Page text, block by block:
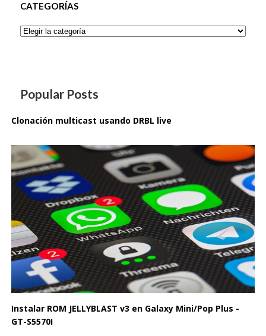
CATEGORÍAS
Categorías
Popular Posts
Clonación multicast usando DRBL live
Instalar ROM JELLYBLAST v3 en Galaxy Mini/Pop Plus -
GT-S5570I